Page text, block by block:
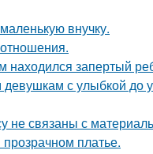
внучку.
находился запертый
с улыбкой до
не связаны с
платье.